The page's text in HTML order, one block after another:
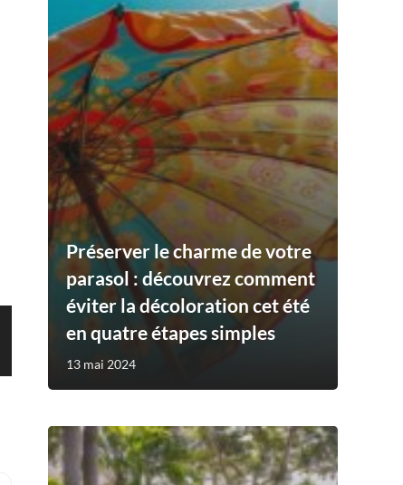
Préserver le charme de votre
parasol : découvrez comment
éviter la décoloration cet été
en quatre étapes simples
13 mai 2024